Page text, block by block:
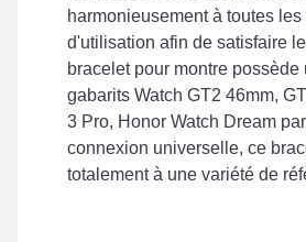
harmonieusement à toutes
d'utilisation afin de satisfaire
bracelet pour montre
gabarits Watch GT2 46mm,
3 Pro, Honor Watch Dream
connexion universelle, ce
totalement à une variété de